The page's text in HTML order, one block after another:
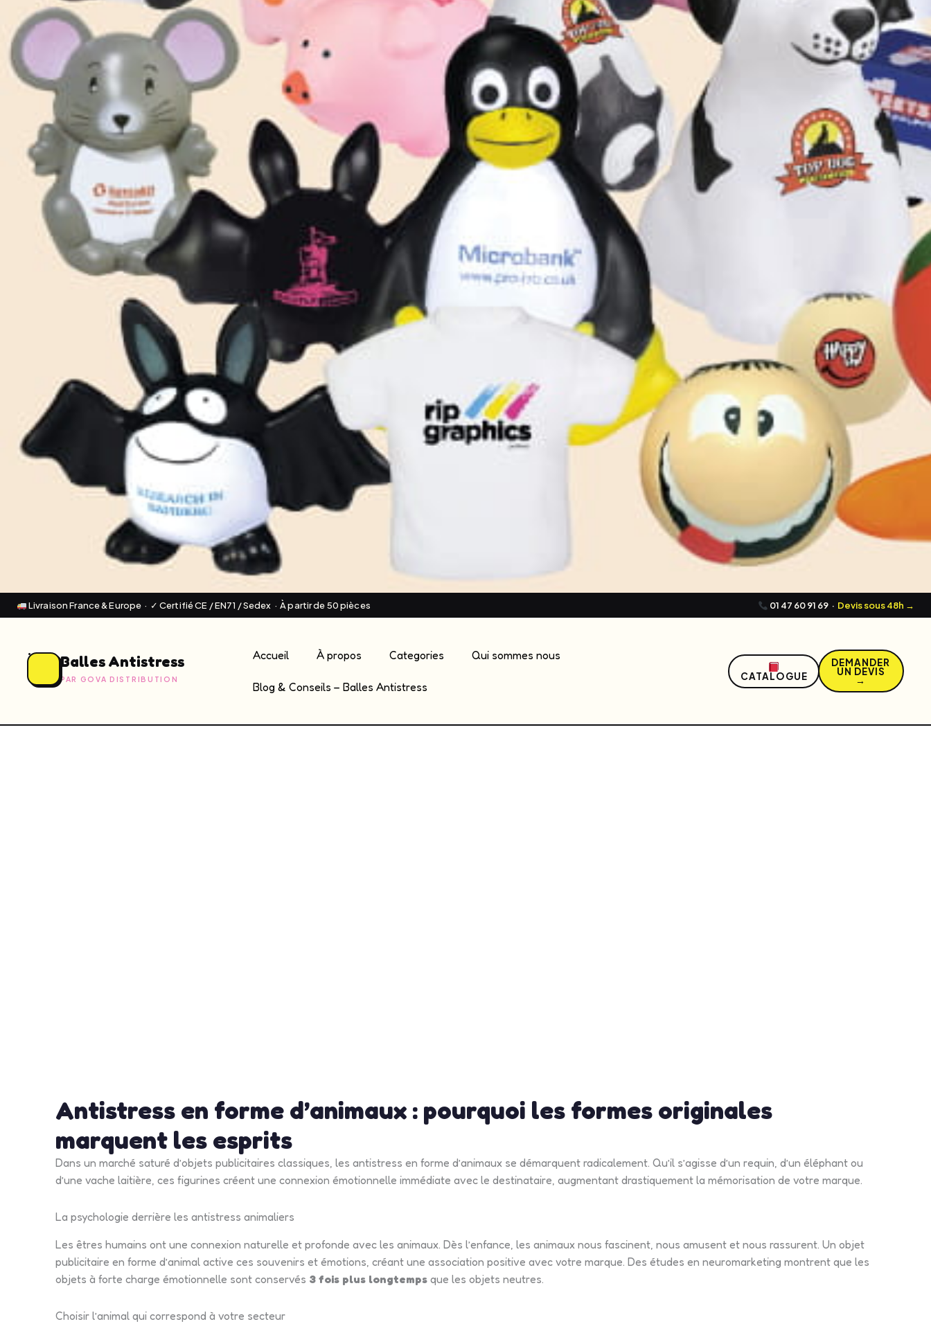
Livraison France & Europe · ✓ Certifié CE / EN71 / Sedex · À partir de 50 pièces 01 47 60 91 69 · Devis sous 48h →
Balles Antistress
PAR GOVA DISTRIBUTION
Accueil À propos Categories Qui sommes nous
Blog & Conseils – Balles Antistress
CATALOGUE
DEMANDER
UN DEVIS
→
Antistress en forme d’animaux : pourquoi les formes originales
marquent les esprits
Dans un marché saturé d’objets publicitaires classiques, les antistress en forme d’animaux se démarquent radicalement. Qu’il s’agisse d’un requin, d’un éléphant ou
d’une vache laitière, ces figurines créent une connexion émotionnelle immédiate avec le destinataire, augmentant drastiquement la mémorisation de votre marque.
La psychologie derrière les antistress animaliers
Les êtres humains ont une connexion naturelle et profonde avec les animaux. Dès l’enfance, les animaux nous fascinent, nous amusent et nous rassurent. Un objet
publicitaire en forme d’animal active ces souvenirs et émotions, créant une association positive avec votre marque. Des études en neuromarketing montrent que les
objets à forte charge émotionnelle sont conservés 3 fois plus longtemps que les objets neutres.
Choisir l’animal qui correspond à votre secteur